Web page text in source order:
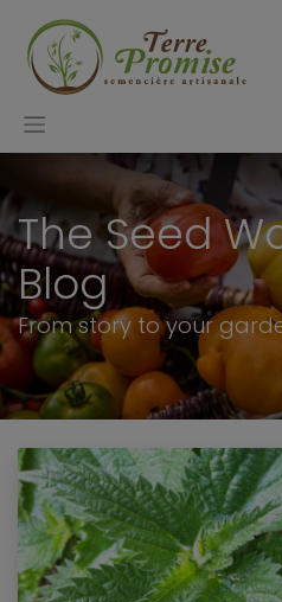
The Seed
Blog
From story to your